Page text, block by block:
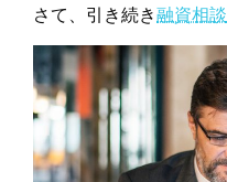
さて、引き続き融資相談